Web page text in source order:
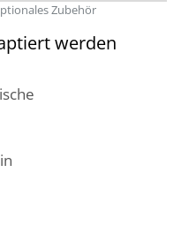
Zubehör
werden